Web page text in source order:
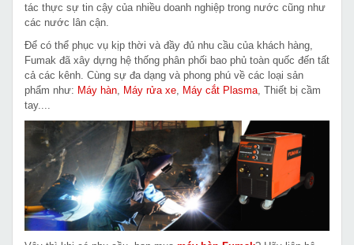
tác thực sự tin cậy của nhiều doanh nghiệp trong nước cũng như
các nước lân cận.
Để có thể phục vụ kịp thời và đầy đủ nhu cầu của khách hàng,
Fumak đã xây dựng hệ thống phân phối bao phủ toàn quốc đến tất
cả các kênh. Cùng sự đa dạng và phong phú về các loại sản
phẩm như: Máy hàn Máy rửa xe Máy cắt Plasma , Thiết bị cầm
tay....